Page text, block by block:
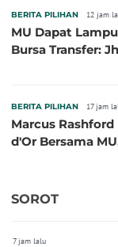
BERITA PILIHAN 12 jam
MU Dapat
Bursa Transfer:
BERITA PILIHAN 17 jam
Marcus
d'Or Bersama
SOROT
7 jam lalu